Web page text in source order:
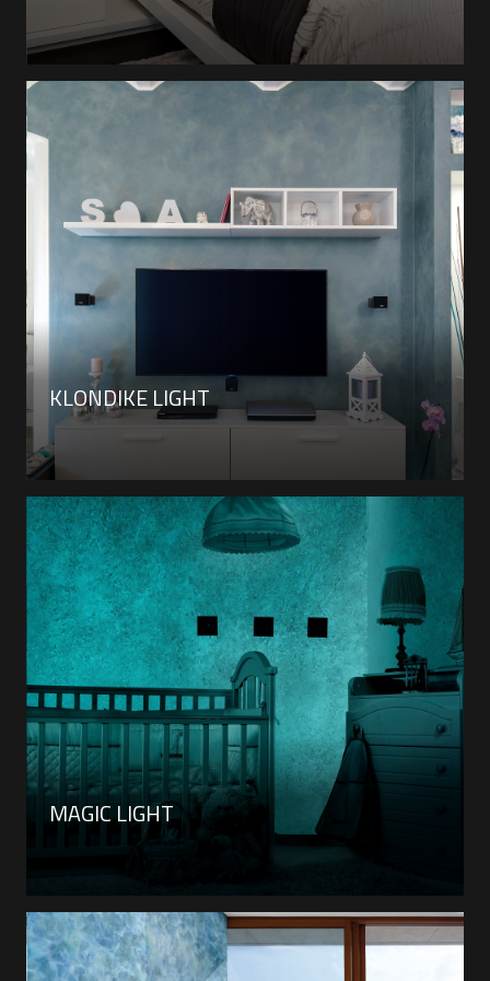
KLONDIKE LIGHT
MAGIC LIGHT